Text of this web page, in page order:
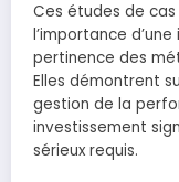
Ces études de
l’importance
pertinence des
Elles démontrent
gestion de la
investissement
sérieux requis.